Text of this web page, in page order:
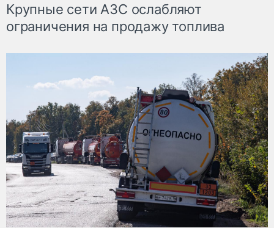
Крупные сети АЗС ослабляют
ограничения на продажу топлива